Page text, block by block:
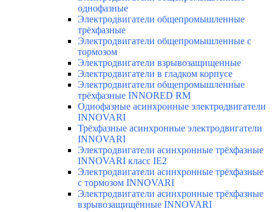
однофазные
Электродвигатели общепромышленные
трёхфазные
Электродвигатели общепромышленные с
тормозом
Электродвигатели взрывозащищенные
Электродвигатели в гладком корпусе
Электродвигатели общепромышленные
трёхфазные INNORED RM
Однофазные асинхронные электродвигатели
INNOVARI
Трёхфазные асинхронные электродвигатели
INNOVARI
Электродвигатели асинхронные трёхфазные
INNOVARI класс IE2
Электродвигатели асинхронные трёхфазные
с тормозом INNOVARI
Электродвигатели асинхронные трёхфазные
взрывозащищённые INNOVARI